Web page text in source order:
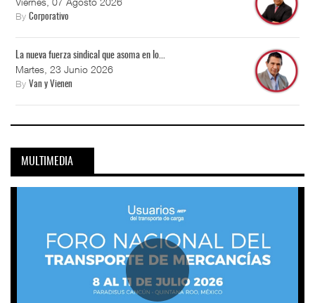
By Corporativo
La nueva fuerza sindical que asoma en lo...
Martes, 23 Junio 2026
By Van y Vienen
MULTIMEDIA